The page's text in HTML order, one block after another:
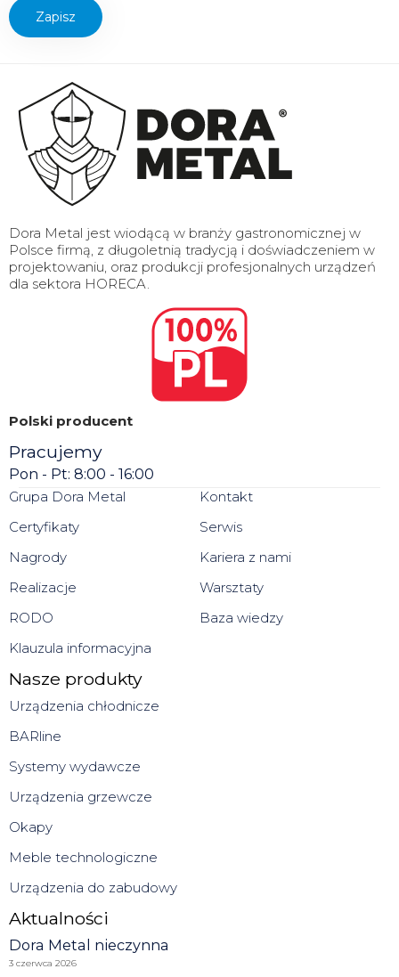
Dora Metal jest wiodącą w branży gastronomicznej w
Polsce firmą, z długoletnią tradycją i doświadczeniem w
projektowaniu, oraz produkcji profesjonalnych urządzeń
dla sektora HORECA.
Polski producent
Pracujemy
Pon - Pt: 8:00 - 16:00
Grupa Dora Metal
Certyfikaty
Nagrody
Realizacje
RODO
Klauzula informacyjna
Kontakt
Serwis
Kariera z nami
Warsztaty
Baza wiedzy
Nasze produkty
Urządzenia chłodnicze
BARline
Systemy wydawcze
Urządzenia grzewcze
Okapy
Meble technologiczne
Urządzenia do zabudowy
Aktualności
Dora Metal nieczynna
3 czerwca 2026